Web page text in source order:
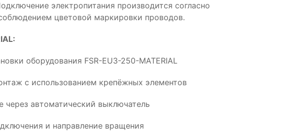
электропитания производится согласно
цветовой маркировки проводов.
оборудования FSR-EU3-250-MATERIAL
с использованием крепёжных элементов
через автоматический выключатель
и направление вращения